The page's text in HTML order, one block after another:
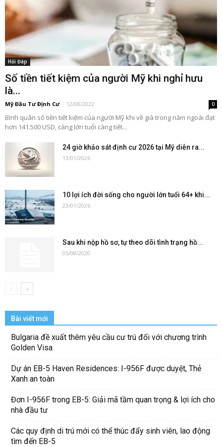
Hỏi Đáp
Số tiền tiết kiệm của người Mỹ khi nghỉ hưu
là...
Mỹ Đầu Tư Định Cư - 12/08/2022 0
Bình quân số tiền tiết kiệm của người Mỹ khi về già trong năm ngoái đạt
hơn 141.500 USD, càng lớn tuổi càng tiết...
24 giờ khảo sát định cư 2026 tại Mỹ diễn ra...
13/01/2026
10 lợi ích đời sống cho người lớn tuổi 64+ khi...
23/01/2026
Sau khi nộp hồ sơ, tự theo dõi tình trạng hồ...
05/08/2020
Bài viết mới
Bulgaria đề xuất thêm yêu cầu cư trú đối với chương trình
Golden Visa
Dự án EB-5 Haven Residences: I-956F được duyệt, Thẻ
Xanh an toàn
Đơn I-956F trong EB-5: Giải mã tầm quan trọng & lợi ích cho
nhà đầu tư
Các quy định di trú mới có thể thúc đẩy sinh viên, lao động
tìm đến EB-5